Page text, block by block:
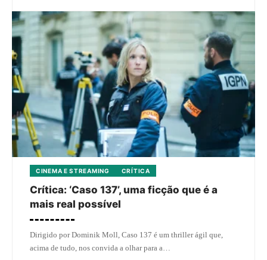
CINEMA E STREAMING CRÍTICA
Crítica: ‘Caso 137’, uma ficção que é a
mais real possível
Dirigido por Dominik Moll, Caso 137 é um thriller ágil que,
acima de tudo, nos convida a olhar para a…